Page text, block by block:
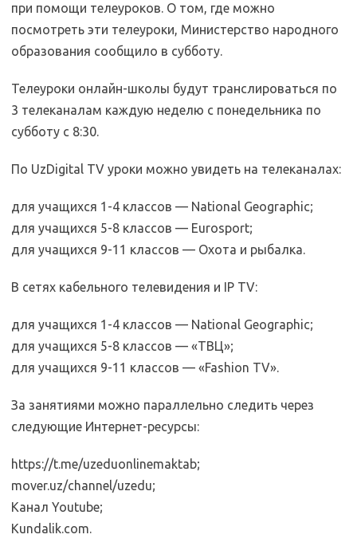
при помощи телеуроков. О том, где можно
посмотреть эти телеуроки, Министерство народного
образования сообщило в субботу.
Телеуроки онлайн-школы будут транслироваться по
3 телеканалам каждую неделю с понедельника по
субботу с 8:30.
По UzDigital TV уроки можно увидеть на телеканалах:
для учащихся 1-4 классов — National Geographic;
для учащихся 5-8 классов — Eurosport;
для учащихся 9-11 классов — Охота и рыбалка.
В сетях кабельного телевидения и IP TV:
для учащихся 1-4 классов — National Geographic;
для учащихся 5-8 классов — «ТВЦ»;
для учащихся 9-11 классов — «Fashion TV».
За занятиями можно параллельно следить через
следующие Интернет-ресурсы:
https://t.me/uzeduonlinemaktab;
mover.uz/channel/uzedu;
Канал Youtube;
Kundalik.com.